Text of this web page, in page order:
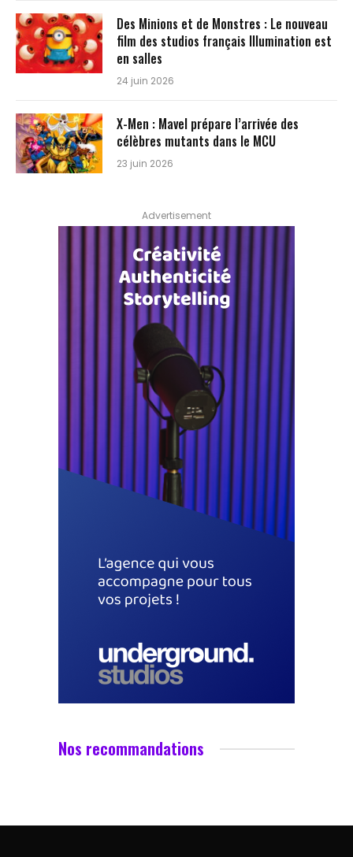
Des Minions et de Monstres : Le nouveau
film des studios français Illumination est
en salles
24 juin 2026
X-Men : Mavel prépare l’arrivée des
célèbres mutants dans le MCU
23 juin 2026
Advertisement
Nos recommandations